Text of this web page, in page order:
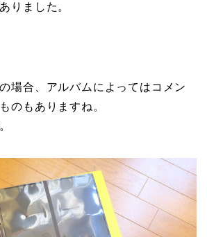
りました。
場合、アルバムによってはコメン
のもありますね。